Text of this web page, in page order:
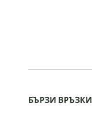
БЪРЗИ ВРЪЗКИ